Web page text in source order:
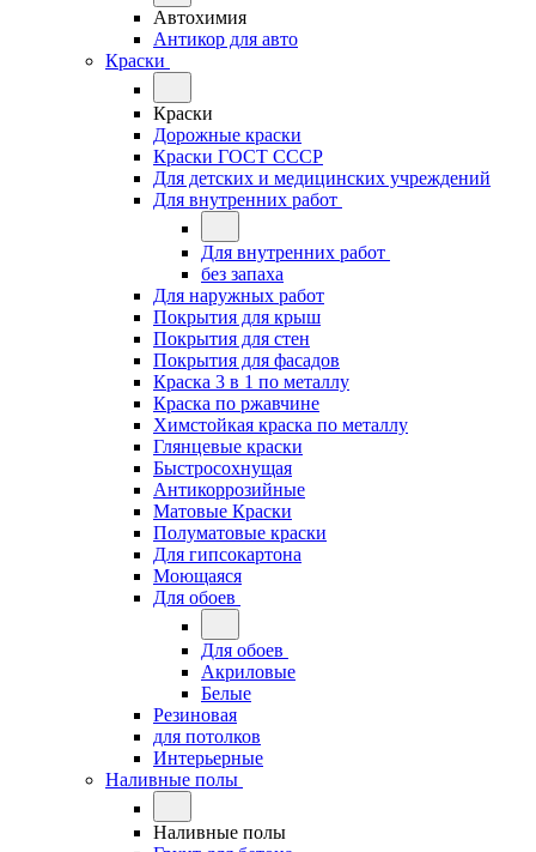
Автохимия
Антикор для авто
Краски
Краски
Дорожные краски
Краски ГОСТ СССР
Для детских и медицинских учреждений
Для внутренних работ
Для внутренних работ
без запаха
Для наружных работ
Покрытия для крыш
Покрытия для стен
Покрытия для фасадов
Краска 3 в 1 по металлу
Краска по ржавчине
Химстойкая краска по металлу
Глянцевые краски
Быстросохнущая
Антикоррозийные
Матовые Краски
Полуматовые краски
Для гипсокартона
Моющаяся
Для обоев
Для обоев
Акриловые
Белые
Резиновая
для потолков
Интерьерные
Наливные полы
Наливные полы